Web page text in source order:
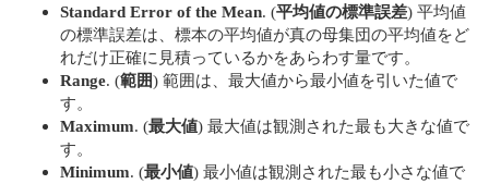
Standard Error of the Mean. (平均値の標準誤差) 平均値
の標準誤差は、標本の平均値が真の母集団の平均値をど
れだけ正確に見積っているかをあらわす量です。
Range. (範囲) 範囲は、最大値から最小値を引いた値で
す。
Maximum. (最大値) 最大値は観測された最も大きな値で
す。
Minimum. (最小値) 最小値は観測された最も小さな値で